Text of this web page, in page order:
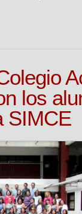
los
SIMCE